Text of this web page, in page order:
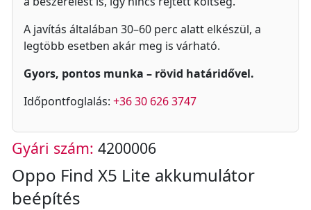
A javítás általában 30–60 perc alatt elkészül, a
legtöbb esetben akár meg is várható.
Gyors, pontos munka – rövid határidővel.
Időpontfoglalás: +36 30 626 3747
Gyári szám: 4200006
Oppo Find X5 Lite akkumulátor
beépítés